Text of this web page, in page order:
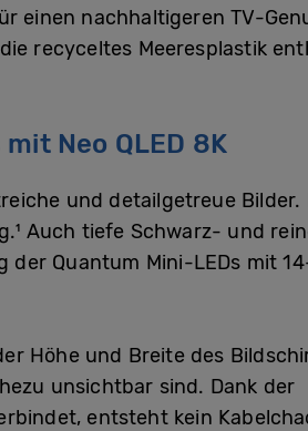
einen nachhaltigeren TV-
recyceltes Meeresplastik
Neo QLED 8K
und detailgetreue Bilder.
Auch tiefe Schwarz- und
der Quantum Mini-LEDs mit
Höhe und Breite des
unsichtbar sind. Dank der
entsteht kein